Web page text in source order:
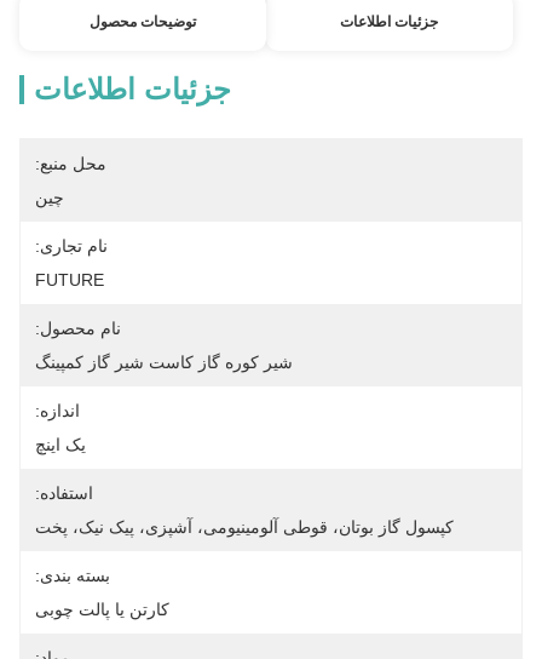
جزئیات اطلاعات توضیحات محصول
جزئیات اطلاعات
محل منبع:
چین
نام تجاری:
FUTURE
نام محصول:
شیر کوره گاز کاست شیر ​​گاز کمپینگ
اندازه:
یک اینچ
استفاده:
کپسول گاز بوتان، قوطی آلومینیومی، آشپزی، پیک نیک، پخت
بسته بندی:
کارتن یا پالت چوبی